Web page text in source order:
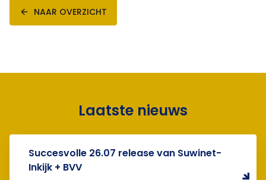
NAAR OVERZICHT
Laatste nieuws
Succesvolle 26.07 release van Suwinet-
Inkijk + BVV